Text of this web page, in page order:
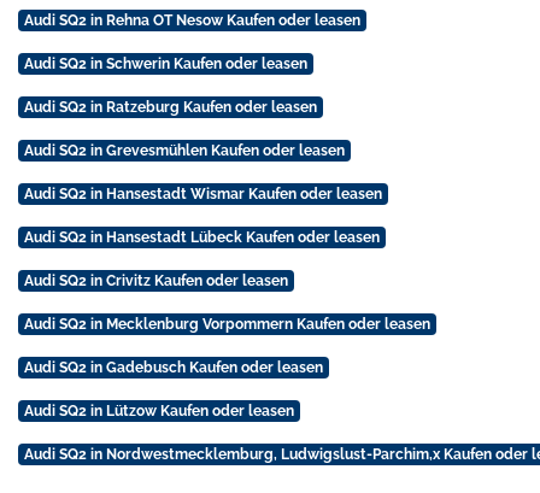
Audi SQ2 in Rehna OT Nesow Kaufen oder leasen
Audi SQ2 in Schwerin Kaufen oder leasen
Audi SQ2 in Ratzeburg Kaufen oder leasen
Audi SQ2 in Grevesmühlen Kaufen oder leasen
Audi SQ2 in Hansestadt Wismar Kaufen oder leasen
Audi SQ2 in Hansestadt Lübeck Kaufen oder leasen
Audi SQ2 in Crivitz Kaufen oder leasen
Audi SQ2 in Mecklenburg Vorpommern Kaufen oder leasen
Audi SQ2 in Gadebusch Kaufen oder leasen
Audi SQ2 in Lützow Kaufen oder leasen
Audi SQ2 in Nordwestmecklemburg, Ludwigslust-Parchim,x Kaufen oder